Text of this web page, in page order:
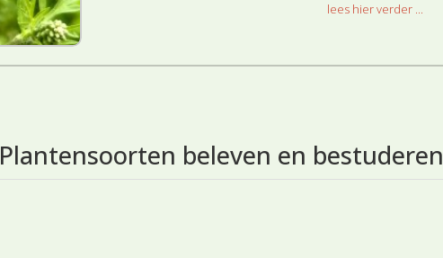
lees hier verder ...
Plantensoorten beleven en bestuderen